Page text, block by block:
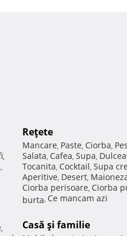
,
,
,
Reţete
Mancare, Paste, Ciorba,
Salata, Cafea, Supa,
Tocanita, Cocktail, Supa
Aperitive, Desert,
Ciorba perisoare, Ciorba
burta, Ce mancam azi
Casă şi familie